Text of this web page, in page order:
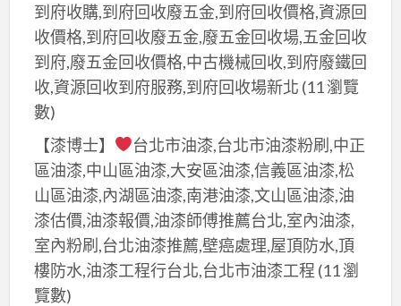
到府收購,到府回收廢五金,到府回收價格,資源回
收價格,到府回收廢五金,廢五金回收場,五金回收
到府,廢五金回收價格,中古機械回收,到府廢鐵回
收,資源回收到府服務,到府回收場新北 (11 瀏覽
數)
【漆博士】
台北市油漆,台北市油漆粉刷,中正
區油漆,中山區油漆,大安區油漆,信義區油漆,松
山區油漆,內湖區油漆,南港油漆,文山區油漆,油
漆估價,油漆報價,油漆師傅推薦台北,室內油漆,
室內粉刷,台北油漆推薦,壁癌處理,屋頂防水,頂
樓防水,油漆工程行台北,台北市油漆工程 (11 瀏
覽數)